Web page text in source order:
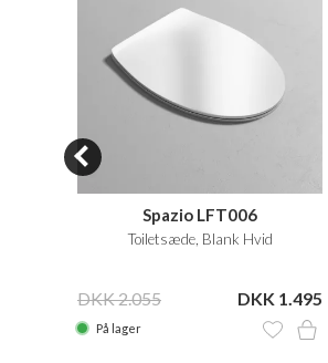
Spazio LFT006
Toiletsæde, Blank Hvid
DKK 2.055 DKK 1.495
På lager